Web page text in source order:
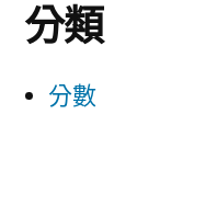
分類
分數